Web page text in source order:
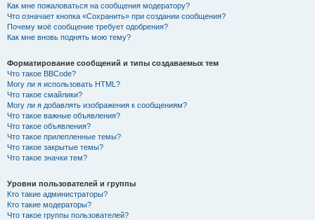
Как мне пожаловаться на сообщения модератору?
Что означает кнопка «Сохранить» при создании сообщения?
Почему моё сообщение требует одобрения?
Как мне вновь поднять мою тему?
Форматирование сообщений и типы создаваемых тем
Что такое BBCode?
Могу ли я использовать HTML?
Что такое смайлики?
Могу ли я добавлять изображения к сообщениям?
Что такое важные объявления?
Что такое объявления?
Что такое прилепленные темы?
Что такое закрытые темы?
Что такое значки тем?
Уровни пользователей и группы
Кто такие администраторы?
Кто такие модераторы?
Что такое группы пользователей?